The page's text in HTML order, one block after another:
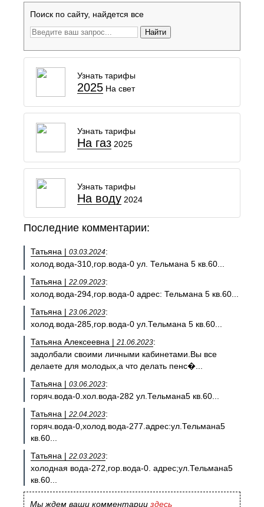
Поиск по сайту, найдется все
Найти
Узнать тарифы
2025 На свет
Узнать тарифы
На газ 2025
Узнать тарифы
На воду 2024
Последние комментарии:
Татьяна | 03.03.2024:
холод.вода-310,гор.вода-0 ул. Тельмана 5 кв.60...
Татьяна | 22.09.2023:
холод.вода-294,гор.вода-0 адрес: Тельмана 5 кв.60...
Татьяна | 23.06.2023:
холод.вода-285,гор.вода-0 ул.Тельмана 5 кв.60...
Татьяна Алексеевна | 21.06.2023:
задолбали своими личными кабинетами.Вы все
делаете для молодых,а что делать пенс�...
Татьяна | 03.06.2023:
горяч.вода-0.хол.вода-282 ул.Тельмана5 кв.60...
Татьяна | 22.04.2023:
горяч.вода-0,холод.вода-277.адрес:ул.Тельмана5
кв.60...
Татьяна | 22.03.2023:
холодная вода-272,гор.вода-0. адрес;ул.Тельмана5
кв.60...
Мы ждем ваши комментарии здесь